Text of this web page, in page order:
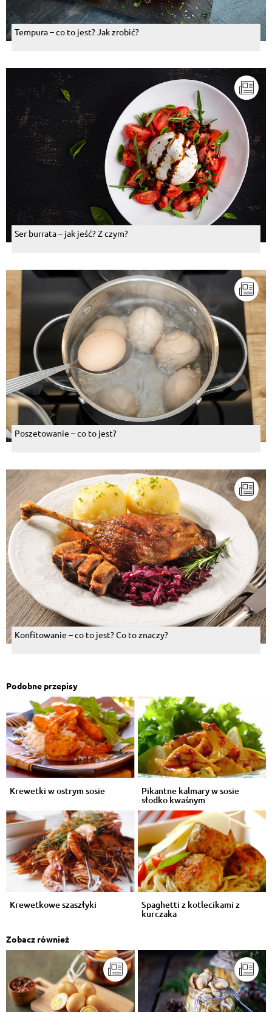
Tempura – co to jest? Jak zrobić?
Ser burrata – jak jeść? Z czym?
Poszetowanie – co to jest?
Konfitowanie – co to jest? Co to znaczy?
Podobne przepisy
Krewetki w ostrym sosie Pikantne kalmary w sosie
słodko kwaśnym
Krewetkowe szaszłyki Spaghetti z kotlecikami z
kurczaka
Zobacz również